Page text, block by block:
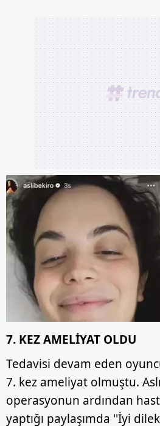
7. KEZ AMELİYAT OLDU
Tedavisi devam eden
7. kez ameliyat olmuştu.
operasyonun ardından
yaptığı paylaşımda ''İyi